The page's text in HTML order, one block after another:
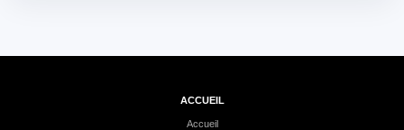
ACCUEIL
Accueil